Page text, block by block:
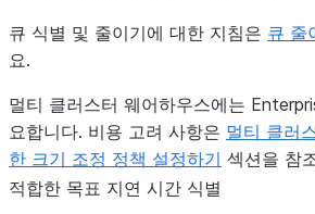
큐 식별 및 줄이기에 대한 지침은 큐 줄
요.
멀티 클러스터 웨어하우스에는
요합니다. 비용 고려 사항은 멀티 클러
한 크기 조정 정책 설정하기 섹션을 참
적합한 목표 지연 시간 식별